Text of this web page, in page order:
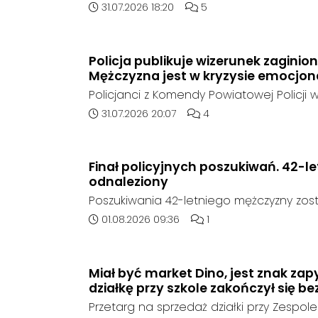
rejonie gminy Bierawa. Jak udało nam
postronnych.
Data dodania artykułu:
31.07.2026 18:20 Liczba komentarzy artykułu:
5
Policja publikuje wizerunek
Mężczyzna jest w kryzysie
Policjanci z Komendy Powiatowej Policji
poszukują zaginionego 42-latka, który jest
rejonie miejscowości w Goszyce. Od
kontaktu z rodziną.
Data dodania artykułu:
31.07.2026 20:07 Liczba komentarzy artykułu:
4
Finał policyjnych poszukiwań. 42-
odnaleziony
Poszukiwania 42-letniego mężczyzny
poinformowała opolska policja, został
Data dodania artykułu:
01.08.2026 09:36 Liczba komentarzy
1
Miał być market Dino, jest znak
działkę przy szkole zakończył się
Przetarg na sprzedaż działki przy